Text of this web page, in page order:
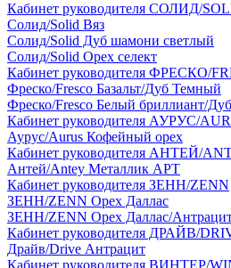
Кабинет руководителя СОЛИД/
Солид/Solid Вяз
Солид/Solid Дуб шамони светлый
Солид/Solid Орех селект
Кабинет руководителя ФРЕСКО/
Фреско/Fresco Базальт/Дуб Темный
Фреско/Fresco Белый бриллиант/
Кабинет руководителя АУРУС/
Аурус/Aurus Кофейный орех
Кабинет руководителя АНТЕЙ/
Антей/Antey Металлик АРТ
Кабинет руководителя ЗЕНН/ZENN
ЗЕНН/ZENN Орех Даллас
ЗЕНН/ZENN Орех Даллас/
Кабинет руководителя ДРАЙВ/
Драйв/Drive Антрацит
Кабинет руководителя ВИНТЕР/